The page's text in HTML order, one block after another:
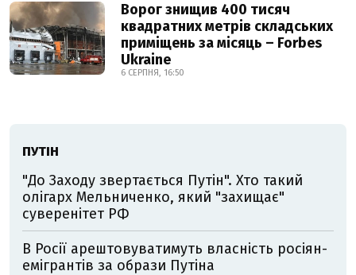
Ворог знищив 400 тисяч
квадратних метрів складських
приміщень за місяць – Forbes
Ukraine
6 СЕРПНЯ, 16:50
ПУТІН
"До Заходу звертається Путін". Хто такий
олігарх Мельниченко, який "захищає"
суверенітет РФ
В Росії арештовуватимуть власність росіян-
емігрантів за образи Путіна